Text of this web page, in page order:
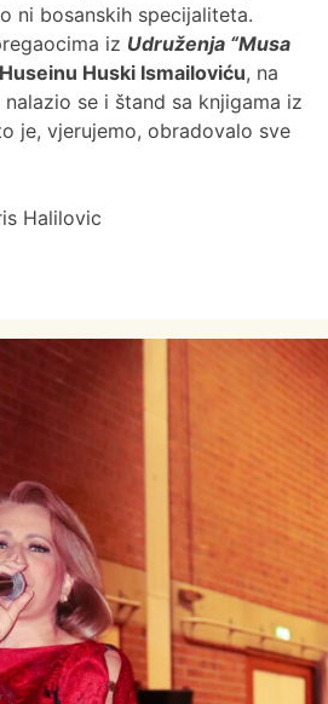
ni bosanskih specijaliteta.
iz Udruženja “Musa
Huski Ismailoviću, na
se i štand sa knjigama iz
je, vjerujemo, obradovalo sve
Halilovic